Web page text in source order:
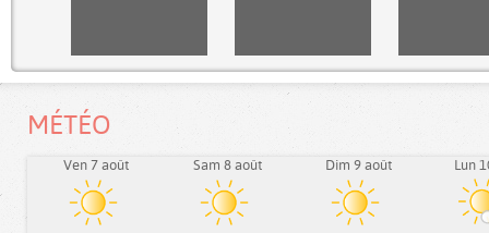
MÉTÉO
Ven 7 août Sam 8 août Dim 9 août Lun